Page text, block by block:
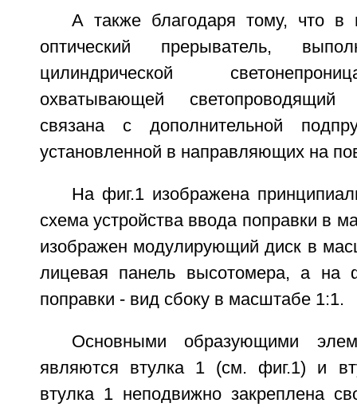
А также благодаря тому, что в
оптический прерыватель,
цилиндрической
охватывающей
связана с дополнительной
установленной в направляющих на
На фиг.1 изображена
схема устройства ввода поправки в
изображен модулирующий диск в
лицевая панель высотомера, а на
поправки - вид сбоку в масштабе 1:1.
Основными образующими
являются втулка 1 (см. фиг.1) и
втулка 1 неподвижно закреплена